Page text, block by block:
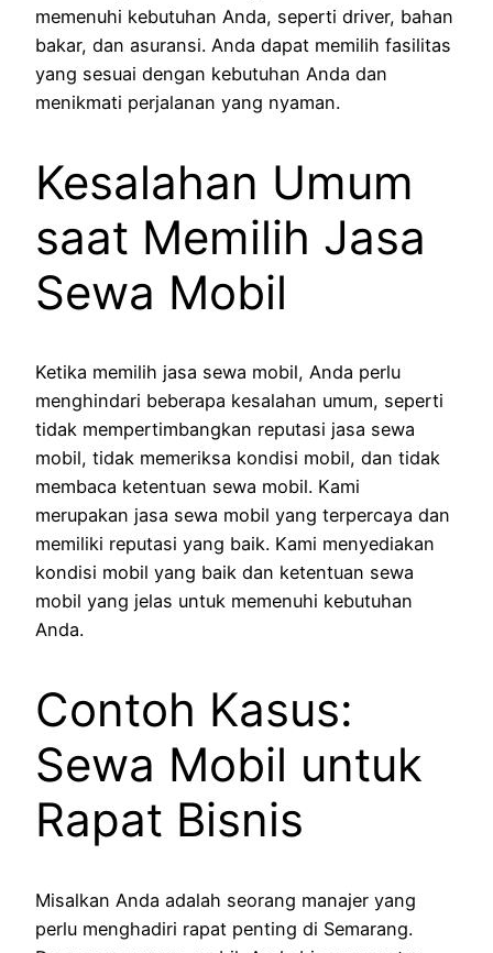
memenuhi kebutuhan Anda, seperti driver, bahan
bakar, dan asuransi. Anda dapat memilih fasilitas
yang sesuai dengan kebutuhan Anda dan
menikmati perjalanan yang nyaman.
Kesalahan Umum
saat Memilih Jasa
Sewa Mobil
Ketika memilih jasa sewa mobil, Anda perlu
menghindari beberapa kesalahan umum, seperti
tidak mempertimbangkan reputasi jasa sewa
mobil, tidak memeriksa kondisi mobil, dan tidak
membaca ketentuan sewa mobil. Kami
merupakan jasa sewa mobil yang terpercaya dan
memiliki reputasi yang baik. Kami menyediakan
kondisi mobil yang baik dan ketentuan sewa
mobil yang jelas untuk memenuhi kebutuhan
Anda.
Contoh Kasus:
Sewa Mobil untuk
Rapat Bisnis
Misalkan Anda adalah seorang manajer yang
perlu menghadiri rapat penting di Semarang.